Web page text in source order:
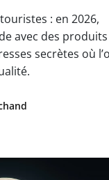
: en 2026,
avec des produits
secrètes où